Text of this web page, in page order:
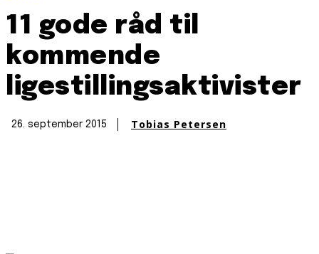
11 gode råd til
kommende
ligestillingsaktivister
26. september 2015 Tobias Petersen